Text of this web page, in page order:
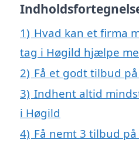
1) Hvad kan et firma
tag i Høgild hjælpe
2) Få et godt tilbud
3) Indhent altid
i Høgild
4) Få nemt 3 tilbud